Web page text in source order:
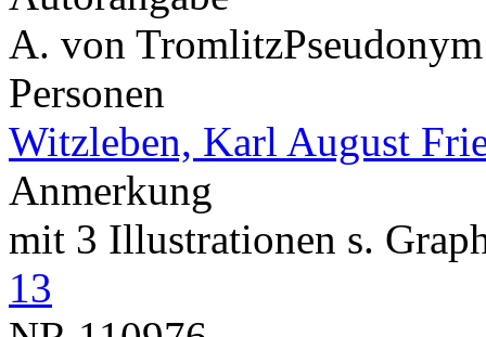
A. von TromlitzPseudonym
Personen
Witzleben, Karl August
Anmerkung
mit 3 Illustrationen s.
13